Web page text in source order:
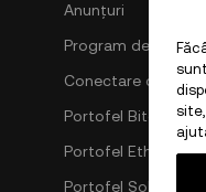
Anunțuri
Program de
Conectare cu OKX
Portofel Bitcoin
Portofel Ethereum
Portofel Solana